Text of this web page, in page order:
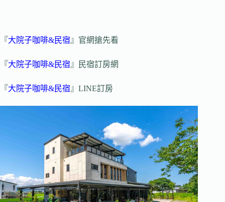
『 大院子咖啡&民宿』官網搶先看
『 大院子咖啡&民宿』民宿訂房網
『 大院子咖啡&民宿』LINE訂房